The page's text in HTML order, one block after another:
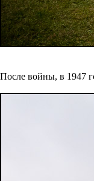
После войны, в 1947